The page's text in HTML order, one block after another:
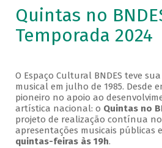
Quintas no
Temporada 2024
O Espaço Cultural BNDES teve
musical em julho de 1985. Desde
pioneiro no apoio ao
artística nacional: o Quintas no
projeto de realização contínua
apresentações musicais públicas
quintas-feiras às 19h.